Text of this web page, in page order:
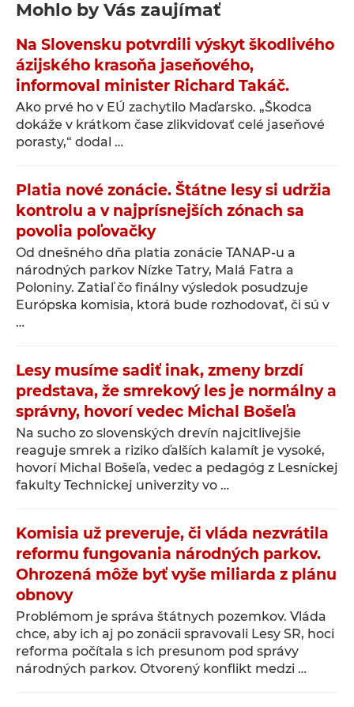
Mohlo by Vás zaujímať
Na Slovensku potvrdili výskyt škodlivého
ázijského krasoňa jaseňového,
informoval minister Richard Takáč.
Ako prvé ho v EÚ zachytilo Maďarsko. „Škodca
dokáže v krátkom čase zlikvidovať celé jaseňové
porasty,“ dodal …
Platia nové zonácie. Štátne lesy si udržia
kontrolu a v najprísnejších zónach sa
povolia poľovačky
Od dnešného dňa platia zonácie TANAP-u a
národných parkov Nízke Tatry, Malá Fatra a
Poloniny. Zatiaľ čo finálny výsledok posudzuje
Európska komisia, ktorá bude rozhodovať, či sú v
…
Lesy musíme sadiť inak, zmeny brzdí
predstava, že smrekový les je normálny a
správny, hovorí vedec Michal Bošeľa
Na sucho zo slovenských drevín najcitlivejšie
reaguje smrek a riziko ďalších kalamít je vysoké,
hovorí Michal Bošeľa, vedec a pedagóg z Lesníckej
fakulty Technickej univerzity vo …
Komisia už preveruje, či vláda nezvrátila
reformu fungovania národných parkov.
Ohrozená môže byť vyše miliarda z plánu
obnovy
Problémom je správa štátnych pozemkov. Vláda
chce, aby ich aj po zonácii spravovali Lesy SR, hoci
reforma počítala s ich presunom pod správy
národných parkov. Otvorený konflikt medzi …